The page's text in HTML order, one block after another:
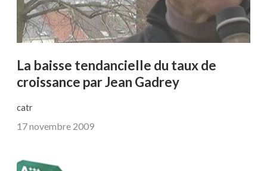
La baisse tendancielle du taux de
croissance par Jean Gadrey
catr
17 novembre 2009